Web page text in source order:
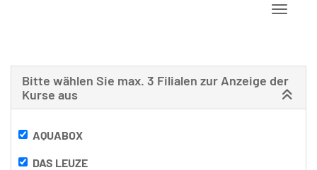
Bitte wählen Sie max. 3 Filialen zur Anzeige der
Kurse aus
AQUABOX
DAS LEUZE